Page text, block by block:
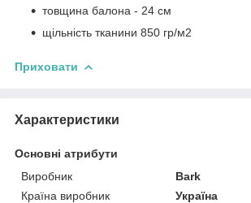
товщина балона - 24 см
щільність тканини 850 гр/м2
Приховати
Характеристики
Основні атрибути
Виробник
Bark
Країна виробник
Україна